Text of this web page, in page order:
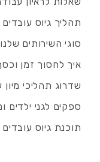
תהליך גיוס עובדים
סוגי השירותים שלנו
איך לחסוך זמן
שדרוג תהליכי מיון
ספקים לגני ילדים
תוכנת גיוס